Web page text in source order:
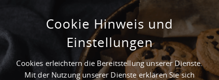
ERSTBEZUG - 5.000 M² LAGERHALLE IN
REGENSBURG AN DER AUTOBAHN A 3
Startseite Immobiliensuche Detailansicht
Cookie Hinweis und
Einstellungen
Cookies erleichtern die Bereitstellung unserer Dienste.
Mit der Nutzung unserer Dienste erklären Sie sich